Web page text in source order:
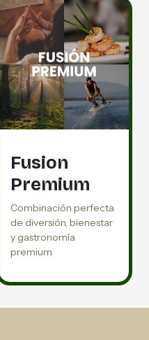
Fusion
Premium
Combinación perfecta
de diversión, bienestar
y gastronomía
premium